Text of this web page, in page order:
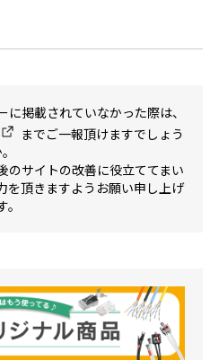
掲載されていなかった際は、
までご一報頂けますでしょう
のサイトの改善に役立ててまい
を頂きますようお願い申し上げ
。